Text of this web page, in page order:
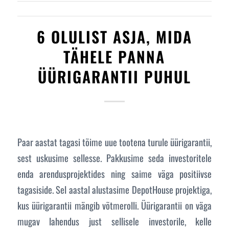
6 OLULIST ASJA, MIDA
TÄHELE PANNA
ÜÜRIGARANTII PUHUL
Paar aastat tagasi tõime uue tootena turule üürigarantii,
sest uskusime sellesse. Pakkusime seda investoritele
enda arendusprojektides ning saime väga positiivse
tagasiside. Sel aastal alustasime DepotHouse projektiga,
kus üürigarantii mängib võtmerolli. Üürigarantii on väga
mugav lahendus just sellisele investorile, kelle